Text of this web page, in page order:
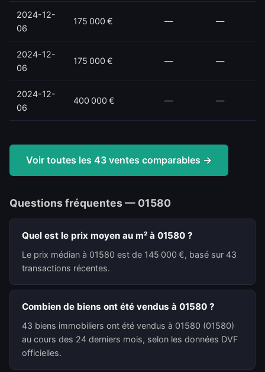
2024-12-
06
175 000 € — —
2024-12-
06
175 000 € — —
2024-12-
06
400 000 € — —
Voir toutes les 43 ventes comparables →
Questions fréquentes — 01580
Quel est le prix moyen au m² à 01580 ?
Le prix médian à 01580 est de 145 000 €, basé sur 43
transactions récentes.
Combien de biens ont été vendus à 01580 ?
43 biens immobiliers ont été vendus à 01580 (01580)
au cours des 24 derniers mois, selon les données DVF
officielles.